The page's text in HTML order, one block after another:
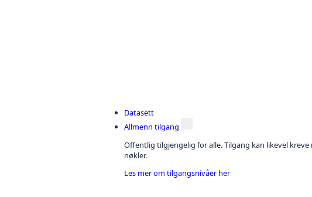
Datasett
Allmenn tilgang
Offentlig tilgjengelig for alle. Tilgang kan likevel
nøkler.
Les mer om tilgangsnivåer her